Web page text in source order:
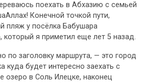
поехать в Абхазию с семьей
Конечной точкой пути,
пляж у посёлка Бабушара
который я приметил еще лет 5 назад.
по заголовку маршрута, — это город
куда будет интересно заехать с
озеро в Соль Илецке, наконец